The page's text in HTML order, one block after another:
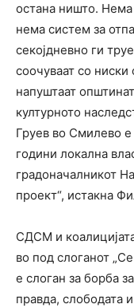
остана ништо.
нема систем за
секојдневно ги
соочуваат со
напуштаат
културното
Груев во Смилево
години локална
градоначалникот
проект“, истакна
СДСМ и
во под слоганот
е слоган за борба
правда, слободата